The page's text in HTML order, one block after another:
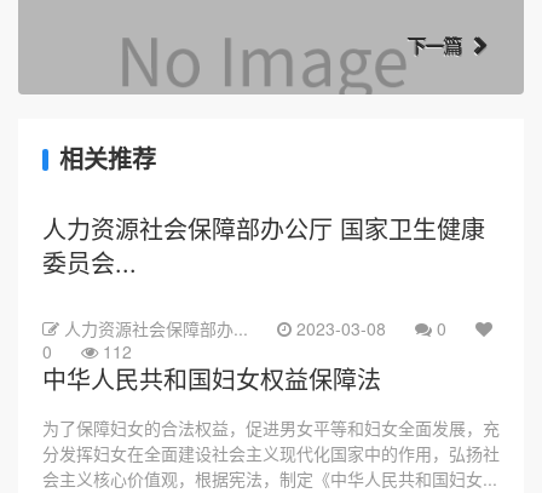
下一篇
相关推荐
人力资源社会保障部办公厅 国家卫生健康
委员会...
人力资源社会保障部办... 2023-03-08
0
0
112
中华人民共和国妇女权益保障法
为了保障妇女的合法权益，促进男女平等和妇女全面发展，充
分发挥妇女在全面建设社会主义现代化国家中的作用，弘扬社
会主义核心价值观，根据宪法，制定《中华人民共和国妇女...